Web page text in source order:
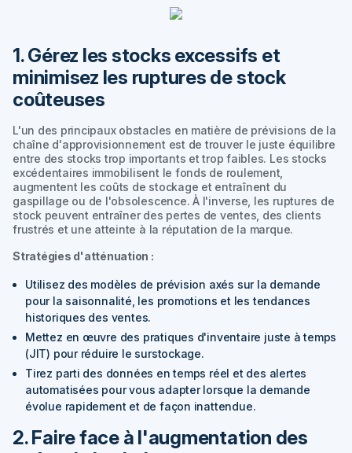
1. Gérez les stocks excessifs et
minimisez les ruptures de stock
coûteuses
L'un des principaux obstacles en matière de prévisions de la
chaîne d'approvisionnement est de trouver le juste équilibre
entre des stocks trop importants et trop faibles. Les stocks
excédentaires immobilisent le fonds de roulement,
augmentent les coûts de stockage et entraînent du
gaspillage ou de l'obsolescence. À l'inverse, les ruptures de
stock peuvent entraîner des pertes de ventes, des clients
frustrés et une atteinte à la réputation de la marque.
Stratégies d'atténuation :
Utilisez des modèles de prévision axés sur la demande
pour la saisonnalité, les promotions et les tendances
historiques des ventes.
Mettez en œuvre des pratiques d'inventaire juste à temps
(JIT) pour réduire le surstockage.
Tirez parti des données en temps réel et des alertes
automatisées pour vous adapter lorsque la demande
évolue rapidement et de façon inattendue.
2. Faire face à l'augmentation des